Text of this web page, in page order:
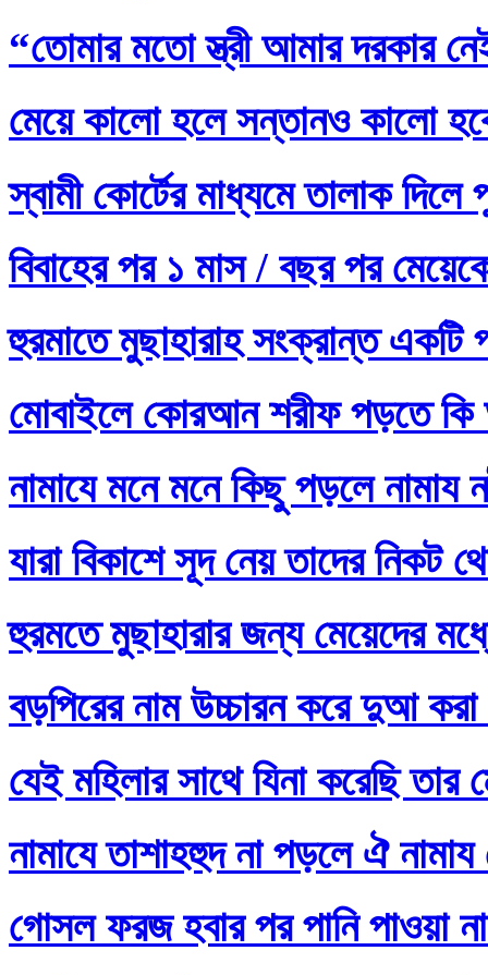
“তোমার মতো স্ত্রী আমার দরকার
মেয়ে কালো হলে সন্তানও কালো
স্বামী কোর্টের মাধ্যমে তালাক দিলে
বিবাহের পর ১ মাস / বছর পর
হুরমাতে মুছাহারাহ সংক্রান্ত
মোবাইলে কোরআন শরীফ পড়তে
নামাযে মনে মনে কিছু পড়লে নামায
যারা বিকাশে সূদ নেয় তাদের নিকট
হুরমতে মুছাহারার জন্য মেয়েদের
বড়পিরের নাম উচ্চারন করে দুআ করা
যেই মহিলার সাথে যিনা করেছি তার
নামাযে তাশাহহুদ না পড়লে ঐ
গোসল ফরজ হবার পর পানি পাওয়া